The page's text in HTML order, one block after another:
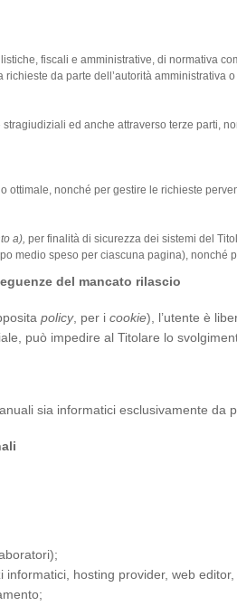
fiscali e amministrative, di normativa
da parte dell’autorità amministrativa
ed anche attraverso terze parti,
ottimale, nonché per gestire le richieste
a), per finalità di sicurezza dei sistemi del
medio speso per ciascuna pagina), nonché
del mancato rilascio
policy, per i cookie), l’utente è
può impedire al Titolare lo
sia informatici esclusivamente da
hosting provider, web